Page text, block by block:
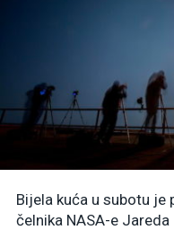
Bijela kuća u subotu je
čelnika NASA-e